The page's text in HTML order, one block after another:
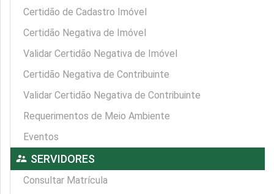
Certidão de Cadastro Imóvel
Certidão Negativa de Imóvel
Validar Certidão Negativa de Imóvel
Certidão Negativa de Contribuinte
Validar Certidão Negativa de Contribuinte
Requerimentos de Meio Ambiente
Eventos
supervisor_account SERVIDORES
Consultar Matrícula